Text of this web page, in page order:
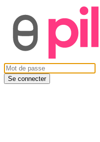
Se connecter